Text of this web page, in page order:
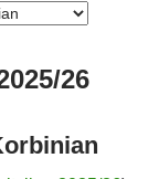
26